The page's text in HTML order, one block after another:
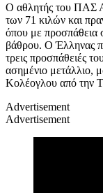
Ο αθλητής του ΠΑΣ
των 71 κιλών και
όπου με προσπάθεια
βάθρου. Ο Έλληνας
τρεις προσπάθειές
ασημένιο μετάλλιο,
Κολέογλου από την
Advertisement
Advertisement